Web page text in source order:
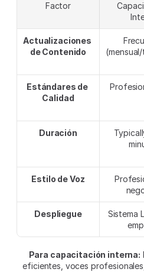
Factor
Actualizaciones
de Contenido
Estándares de
Calidad
Duración
Estilo de Voz
Despliegue
Sistema
Para capacitación interna:
eficientes, voces